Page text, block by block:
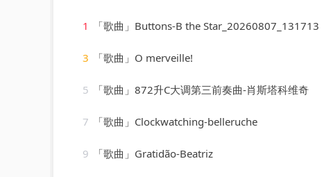
1 「歌曲」Buttons-B the Star_20260807_131713
3 「歌曲」O merveille!
5 「歌曲」872升C大调第三前奏曲-肖斯塔科维奇
7 「歌曲」Clockwatching-belleruche
9 「歌曲」Gratidão-Beatriz